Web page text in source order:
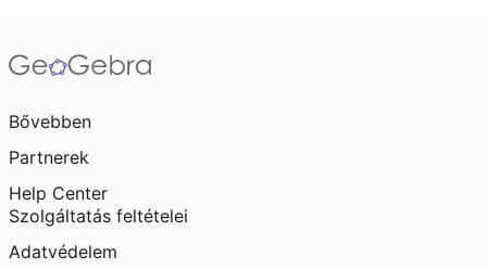
Bővebben
Partnerek
Help Center
Szolgáltatás feltételei
Adatvédelem